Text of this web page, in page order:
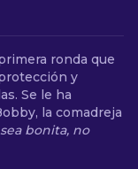
ronda que
y
Se le ha
la comadreja
bonita, no